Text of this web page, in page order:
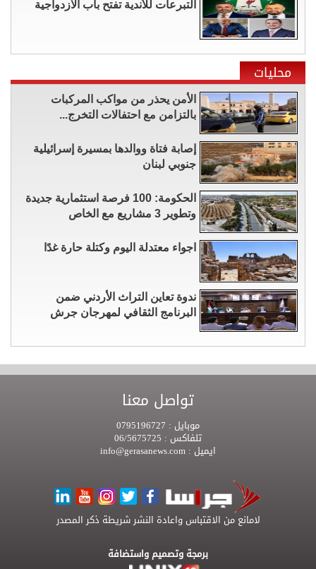
التبرعات للأندية تفتح باب الازدواجية
محليات
الأمن يحذر من مواكب المركبات
بالتزامن مع احتفالات التخرج...
إصابة فتاة ووالدها بمسيرة إسرائيلية
جنوبي لبنان
الحكومة: 100 فرصة استثمارية جديدة
وتطوير 3 مشاريع مع الخاص
اجواء معتدلة اليوم وكتلة حارة غدًا
ندوة تعاين التراث الأردني ضمن
البرنامج الثقافي لمهرجان جرش
تواصل معنا
موبايل :
تلفاكس :
ايميل :
لامانع من الاقتباس واعادة النشر شريطة ذكر المصدر
برمجة وتصميم واستضافة